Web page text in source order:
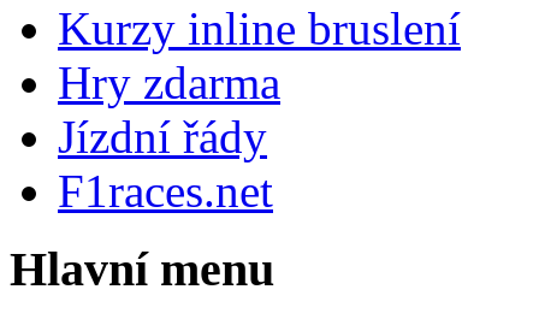
Kurzy inline bruslení
Hry zdarma
Jízdní řády
F1races.net
Hlavní menu